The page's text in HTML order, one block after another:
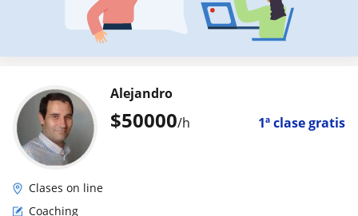
$50000/h 1ª clase gratis
Alejandro
Clases on line
Coaching